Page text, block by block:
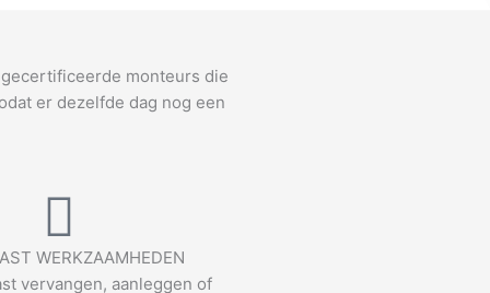
monteurs die
er dezelfde dag nog een
WERKZAAMHEDEN
vervangen, aanleggen of